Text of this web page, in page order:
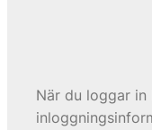
När du loggar